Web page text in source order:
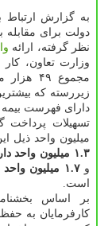
به گزارش ارتباط
دولت برای مقابله
نظر گرفته، ارائه
وزارت تعاون،
زیررسته که
دارای فهرست
میلیون واحد ذیل این ۱۴ رسته شغلی شناسایی شد که از این
۱.۳ میلیون واحد دارای کد بیمه و کارگاهی شامل ۲.۸ میلیون کارکن
و ۱.۷ میلیون واحد فاقد بیمه و کد کارگاهی شامل ۳ میلیون کارکن
است.
بر اساس